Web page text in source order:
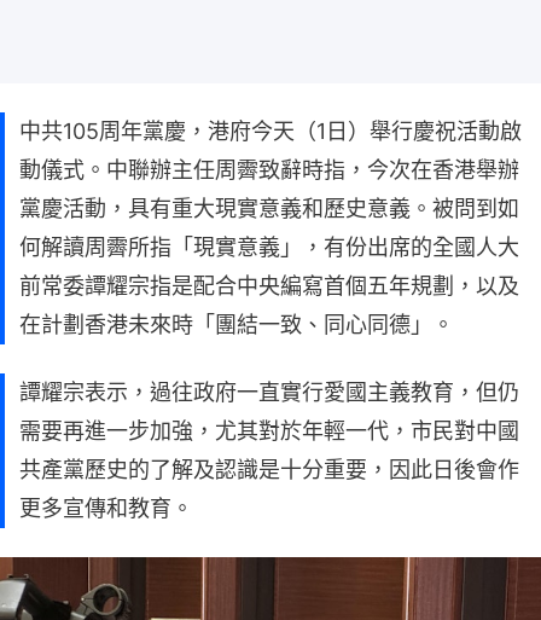
中共105周年黨慶，港府今天（1日）舉行慶祝活動啟
動儀式。中聯辦主任周霽致辭時指，今次在香港舉辦
黨慶活動，具有重大現實意義和歷史意義。被問到如
何解讀周霽所指「現實意義」，有份出席的全國人大
前常委譚耀宗指是配合中央編寫首個五年規劃，以及
在計劃香港未來時「團結一致、同心同德」。
譚耀宗表示，過往政府一直實行愛國主義教育，但仍
需要再進一步加強，尤其對於年輕一代，市民對中國
共產黨歷史的了解及認識是十分重要，因此日後會作
更多宣傳和教育。